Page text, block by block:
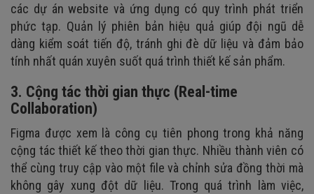
các dự án website và ứng dụng có quy trình phát triển
phức tạp. Quản lý phiên bản hiệu quả giúp đội ngũ dễ
dàng kiểm soát tiến độ, tránh ghi đè dữ liệu và đảm bảo
tính nhất quán xuyên suốt quá trình thiết kế sản phẩm.
3. Cộng tác thời gian thực (Real-time
Collaboration)
Figma được xem là công cụ tiên phong trong khả năng
cộng tác thiết kế theo thời gian thực. Nhiều thành viên có
thể cùng truy cập vào một file và chỉnh sửa đồng thời mà
không gây xung đột dữ liệu. Trong quá trình làm việc,